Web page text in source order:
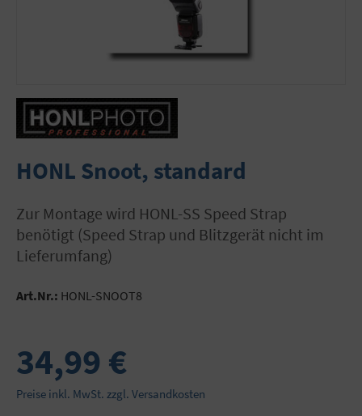
HONL Snoot, standard
zur Montage wird HONL-SS Speed Strap
benötigt (Speed Strap und Blitzgerät nicht im
Lieferumfang)
Art.Nr.: HONL-SNOOT8
34,99 €
Preise inkl. MwSt. zzgl. Versandkosten